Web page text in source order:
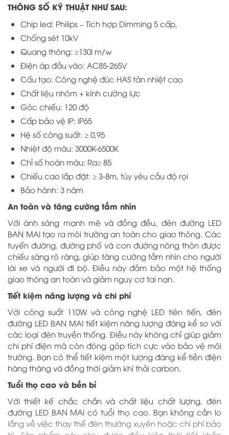
CÔNG TY TNHH SẢN
XUẤT THIẾT BỊ ĐIỆN
BAN MAI
Trụ sở:
THÔNG SỐ KỸ THUẬT NHƯ SAU:
Chip led: Philips – Tích hợp Dimming 5 cấp,
Chống sét 10kV
Quang thông: ≥130l m/w
Điện áp đầu vào: AC85-265V
Cấu tạo: Công nghệ đúc HAS tản nhiệt cao
Chất liệu nhôm + kính cường lực
Góc chiếu: 120 độ
Cấp bảo vệ IP: IP65
Hệ số công suất: ≥ 0,95
Nhiệt độ màu: 3000K-6500K
Chỉ số hoàn màu: Ra≥ 85
Chiếu cao lắp đặt: ≥ 3-8m, tùy yêu cầu độ rọi
Bảo hành: 3 năm
An toàn và tăng cường tầm nhìn
Với ánh sáng mạnh mẽ và đồng đều, đèn đường LED
BAN MAI tạo ra môi trường an toàn cho giao thông. Các
tuyến đường, đường phố và con đường nông thôn được
chiếu sáng rõ ràng, giúp tăng cường tầm nhìn cho người
lái xe và người đi bộ. Điều này đảm bảo một hệ thống
giao thông an toàn và giảm nguy cơ tai nạn.
Tiết kiệm năng lượng và chi phí
Với công suất 110W và công nghệ LED tiên tiến, đèn
đường LED BAN MAI tiết kiệm năng lượng đáng kể so với
các loại đèn truyền thống. Điều này không chỉ giúp giảm
chi phí điện mà còn đóng góp tích cực vào bảo vệ môi
trường. Bạn có thể tiết kiệm một lượng đáng kể tiền điện
hàng tháng và đồng thời giảm khí thải carbon.
Tuổi thọ cao và bền bỉ
Với thiết kế chắc chắn và chất liệu chất lượng, đèn
đường LED BAN MAI có tuổi thọ cao. Bạn không cần lo
lắng về việc thay thế đèn thường xuyên hoặc chi phí bảo